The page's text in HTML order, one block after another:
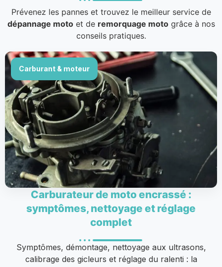
Prévenez les pannes et trouvez le meilleur service de
dépannage motoet de remorquage motogrâce à nos
conseils pratiques.
Carburant & moteur
Carburateur de moto encrassé :
symptômes, nettoyage et réglage
complet
Symptômes, démontage, nettoyage aux ultrasons,
calibrage des gicleurs et réglage du ralenti : la